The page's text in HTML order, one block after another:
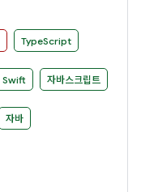
TypeScript
Swift 자바스크립트
자바